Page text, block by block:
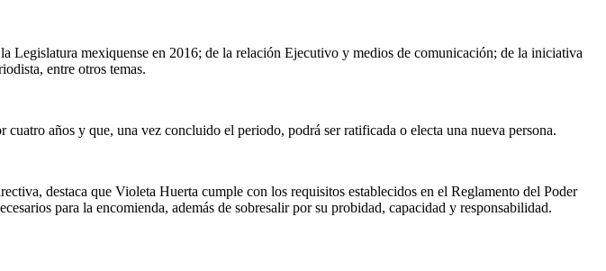
Legislatura mexiquense en 2016; de la relación Ejecutivo y medios de comunicación; de la iniciativa
entre otros temas.
años y que, una vez concluido el periodo, podrá ser ratificada o electa una nueva persona.
destaca que Violeta Huerta cumple con los requisitos establecidos en el Reglamento del Poder
para la encomienda, además de sobresalir por su probidad, capacidad y responsabilidad.